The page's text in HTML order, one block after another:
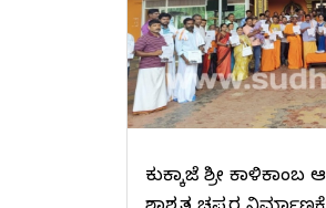
ಕುಕ್ಕಾಜೆ ಶ್ರೀ ಕಾಳಿಕಾಂಬ